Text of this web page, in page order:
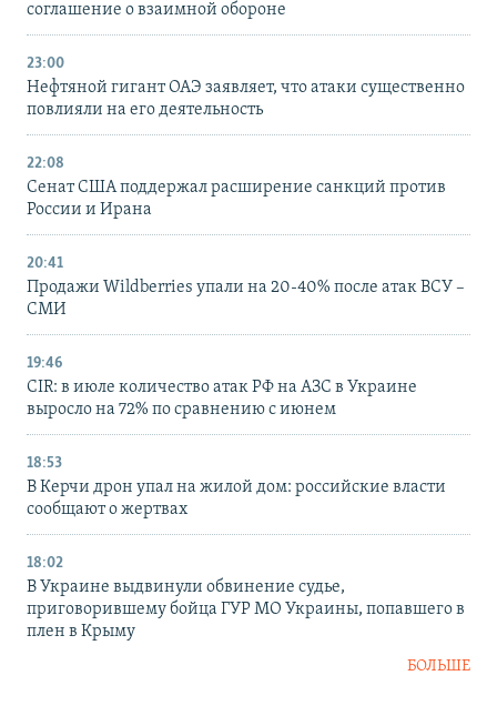
соглашение о взаимной обороне
23:00
Нефтяной гигант ОАЭ заявляет, что атаки существенно
повлияли на его деятельность
22:08
Сенат США поддержал расширение санкций против
России и Ирана
20:41
Продажи Wildberries упали на 20-40% после атак ВСУ –
СМИ
19:46
CIR: в июле количество атак РФ на АЗС в Украине
выросло на 72% по сравнению с июнем
18:53
В Керчи дрон упал на жилой дом: российские власти
сообщают о жертвах
18:02
В Украине выдвинули обвинение судье,
приговорившему бойца ГУР МО Украины, попавшего в
плен в Крыму
БОЛЬШЕ